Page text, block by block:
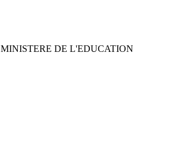
MINISTERE DE L'EDUCATION